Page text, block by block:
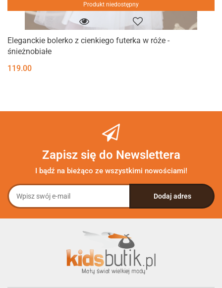
Produkt niedostępny
Eleganckie bolerko z cienkiego futerka w róże -
śnieżnobiałe
119.00
Zapisz się do Newslettera
I bądź na bieżąco ze wszystkimi nowościami!